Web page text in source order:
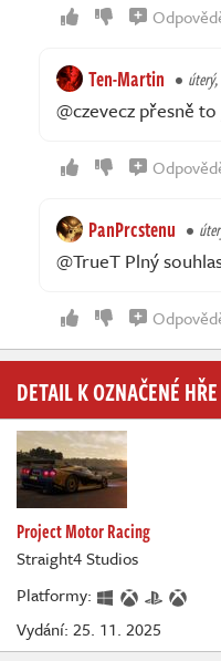
Ten-Martin
@czevecz přesně
PanPrcstenu
@TrueT Plný
DETAIL K OZNAČENÉ HŘE
Project Motor Racing
Straight4 Studios
Platformy:
Vydání: 25. 11. 2025